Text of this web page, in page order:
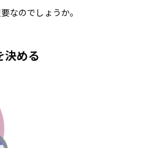
なのでしょうか。
決める